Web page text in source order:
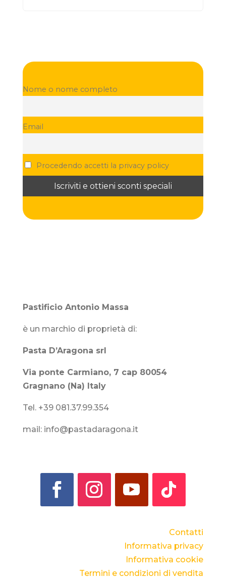
Nome o nome completo
Email
Procedendo accetti la privacy policy
Pastificio Antonio Massa
è un marchio di proprietà di:
Pasta D’Aragona srl
Via ponte Carmiano, 7 cap 80054
Gragnano (Na) Italy
Tel. +39 081.37.99.354
mail: info@pastadaragona.it
Contatti
Informativa privacy
Informativa cookie
Termini e condizioni di vendita